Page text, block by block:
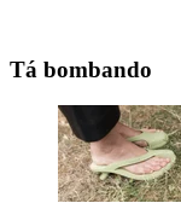
Tá bombando